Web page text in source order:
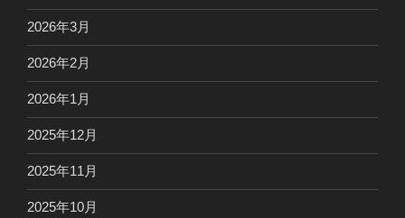
2026年3月
2026年2月
2026年1月
2025年12月
2025年11月
2025年10月